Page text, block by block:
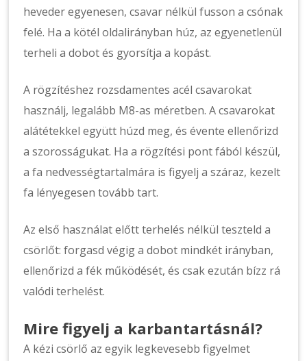
heveder egyenesen, csavar nélkül fusson a csónak
felé. Ha a kötél oldalirányban húz, az egyenetlenül
terheli a dobot és gyorsítja a kopást.
A rögzítéshez rozsdamentes acél csavarokat
használj, legalább M8-as méretben. A csavarokat
alátétekkel együtt húzd meg, és évente ellenőrizd
a szorosságukat. Ha a rögzítési pont fából készül,
a fa nedvességtartalmára is figyelj a száraz, kezelt
fa lényegesen tovább tart.
Az első használat előtt terhelés nélkül teszteld a
csörlőt: forgasd végig a dobot mindkét irányban,
ellenőrizd a fék működését, és csak ezután bízz rá
valódi terhelést.
Mire figyelj a karbantartásnál?
A kézi csörlő az egyik legkevesebb figyelmet